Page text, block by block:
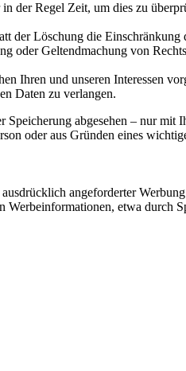
der Regel Zeit, um dies zu
der Löschung die
Geltendmachung von
Ihren und unseren Interessen
Daten zu verlangen.
abgesehen – nur
oder aus Gründen eines
angeforderter
Werbeinformationen, etwa durch